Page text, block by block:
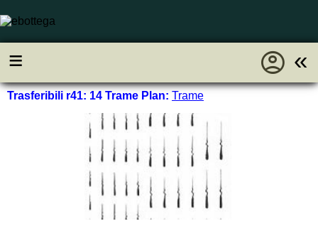
≡ «
account_circle
Trasferibili r41: 14 Trame Plan: Trame